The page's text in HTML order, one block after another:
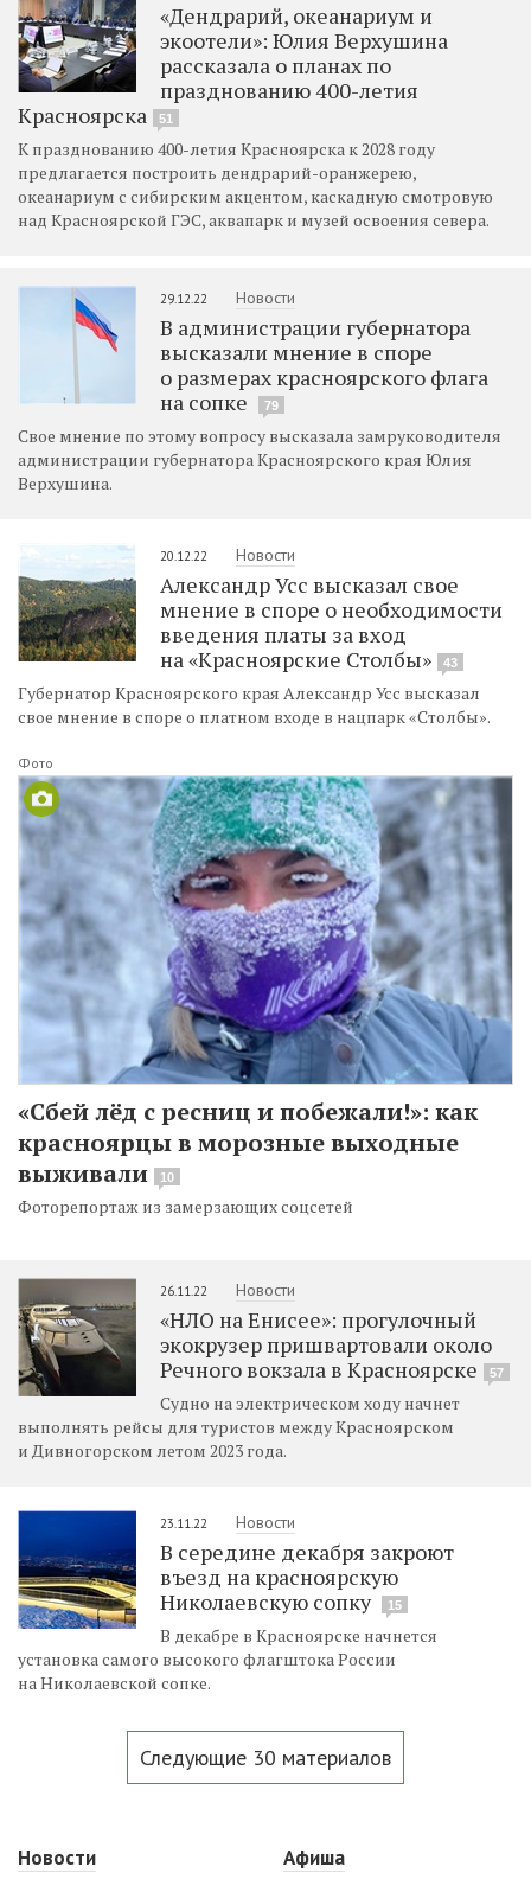
«Дендрарий, океанариум и
экоотели»: Юлия Верхушина
рассказала о планах по
празднованию 400-летия
Красноярска
51
К празднованию 400-летия Красноярска к 2028 году
предлагается построить дендрарий-оранжерею,
океанариум с сибирским акцентом, каскадную смотровую
над Красноярской ГЭС, аквапарк и музей освоения севера.
29.12.22 Новости
В администрации губернатора
высказали мнение в споре
о размерах красноярского флага
на сопке
79
Свое мнение по этому вопросу высказала замруководителя
администрации губернатора Красноярского края Юлия
Верхушина.
20.12.22 Новости
Александр Усс высказал свое
мнение в споре о необходимости
введения платы за вход
на «Красноярские Столбы»
43
Губернатор Красноярского края Александр Усс высказал
свое мнение в споре о платном входе в нацпарк «Столбы».
Фото
«Сбей лёд с ресниц и побежали!»: как
красноярцы в морозные выходные
выживали
10
Фоторепортаж из замерзающих соцсетей
26.11.22 Новости
«НЛО на Енисее»: прогулочный
экокрузер пришвартовали около
Речного вокзала в Красноярске
57
Судно на электрическом ходу начнет
выполнять рейсы для туристов между Красноярском
и Дивногорском летом 2023 года.
23.11.22 Новости
В середине декабря закроют
въезд на красноярскую
Николаевскую сопку
15
В декабре в Красноярске начнется
установка самого высокого флагштока России
на Николаевской сопке.
Следующие 30 материалов
Новости
Афиша